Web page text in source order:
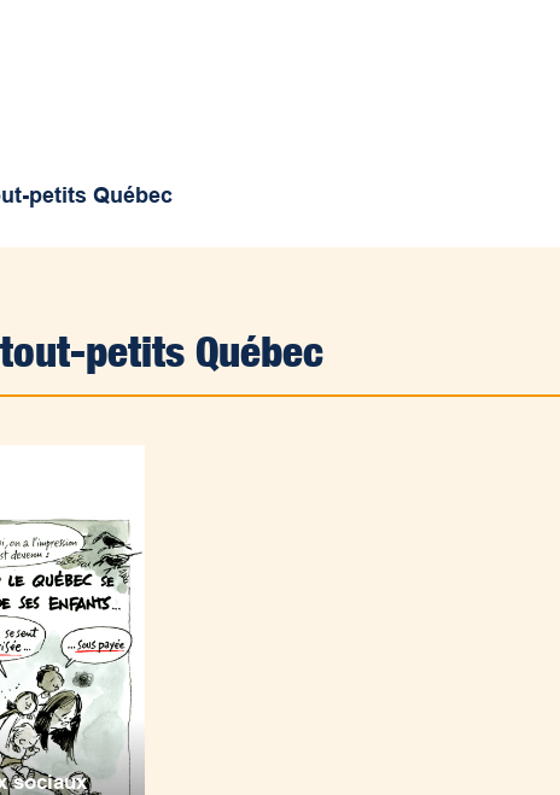
petits Québec
petits Québec
sociaux